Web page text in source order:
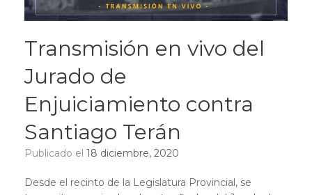
Transmisión en vivo del
Jurado de
Enjuiciamiento contra
Santiago Terán
Publicado el 18 diciembre, 2020
Desde el recinto de la Legislatura Provincial, se